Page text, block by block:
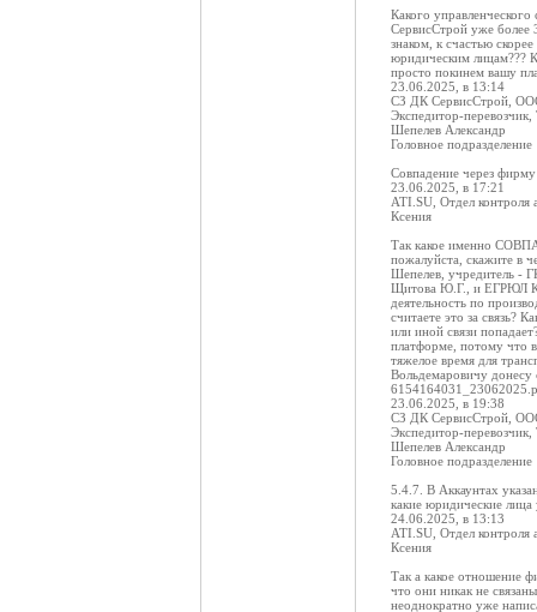
Какого
СервисСтрой уже более
знаком, к счастью
юридическим лицам???
просто покинем вашу
23.06.2025, в 13:14
СЗ ДК СервисСтрой,
Экспедитор-перевозчик,
Шепелев Александр
Головное подразделение
Совпадение через
23.06.2025, в 17:21
ATI.SU, Отдел контроля
Ксения
Так какое именно
пожалуйста, скажите в
Шепелев, учредитель -
Щитова Ю.Г., и ЕГРЮЛ
деятельность по
считаете это за связь?
или иной связи
платформе, потому что
тяжелое время для
Вольдемаровичу
23.06.2025, в 19:38
СЗ ДК СервисСтрой,
Экспедитор-перевозчик,
Шепелев Александр
Головное подразделение
5.4.7. В Аккаунтах
какие юридические лица
24.06.2025, в 13:13
ATI.SU, Отдел контроля
Ксения
Так а какое отношение
что они никак не
неоднократно уже